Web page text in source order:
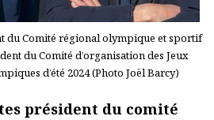
du Comité régional olympique et sportif
du Comité d’organisation des Jeux
d’été 2024 (Photo Joël Barcy)
président du comité